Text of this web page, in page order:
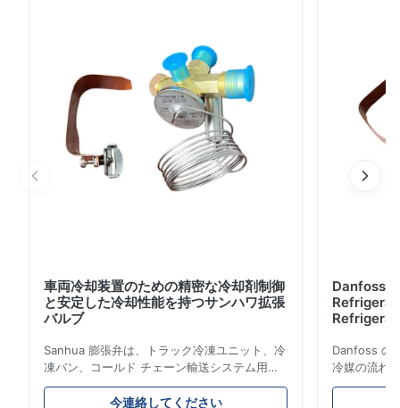
車両冷却装置のための精密な冷却剤制御
と安定した冷却性能を持つサンハワ拡張
バルブ
Sanhua 膨張弁は、トラック冷凍ユニット、冷
凍バン、コールド チェーン輸送システム用に
設計された高性能冷凍制御コンポーネントで
す。蒸発器への冷媒の流れを正確に制御し、安
今連絡してください
Danfoss
Danfoss の
冷媒の流れ
とエネルギ